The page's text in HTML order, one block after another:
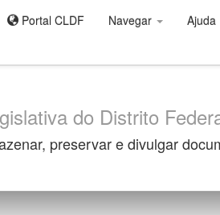
Portal CLDF Navegar Ajuda
do Distrito
preservar e divulgar